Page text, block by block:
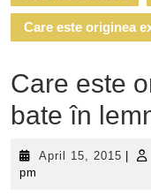
Care este originea
Care este
bate în
April 15, 2015 April
pm